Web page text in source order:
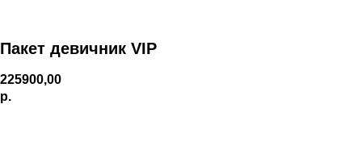
Пакет девичник VIP
225900,00
р.